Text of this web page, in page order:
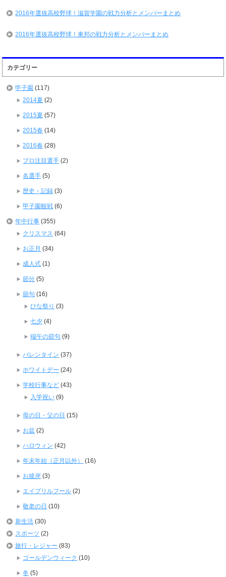
2016年選抜高校野球！滋賀学園の戦力分析とメンバーまとめ
2016年選抜高校野球！東邦の戦力分析とメンバーまとめ
カテゴリー
甲子園 (117)
2014夏 (2)
2015夏 (57)
2015春 (14)
2016春 (28)
プロ注目選手 (2)
名選手 (5)
歴史・記録 (3)
甲子園観戦 (6)
年中行事 (355)
クリスマス (64)
お正月 (34)
成人式 (1)
節分 (5)
節句 (16)
ひな祭り (3)
七夕 (4)
端午の節句 (9)
バレンタイン (37)
ホワイトデー (24)
学校行事など (43)
入学祝い (9)
母の日・父の日 (15)
お盆 (2)
ハロウィン (42)
年末年始（正月以外） (16)
お彼岸 (3)
エイプリルフール (2)
敬老の日 (10)
新生活 (30)
スポーツ (2)
旅行・レジャー (83)
ゴールデンウィーク (10)
冬 (5)